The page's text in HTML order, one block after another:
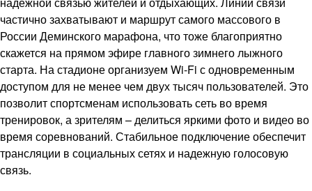
частично захватывают и маршрут самого массового в
России Деминского марафона, что тоже благоприятно
скажется на прямом эфире главного зимнего лыжного
старта. На стадионе организуем Wi-Fi с одновременным
доступом для не менее чем двух тысяч пользователей. Это
позволит спортсменам использовать сеть во время
тренировок, а зрителям – делиться яркими фото и видео во
время соревнований. Стабильное подключение обеспечит
трансляции в социальных сетях и надежную голосовую
связь.